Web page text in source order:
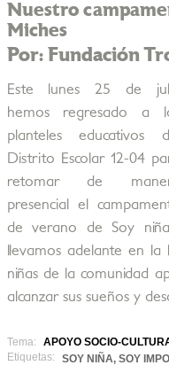
Nuestro
Miches
Por: Fundación
Este lunes 25 de
hemos regresado a
planteles educativos
Distrito Escolar 12-04
retomar de
presencial el
de verano de Soy
llevamos adelante en la
niñas de la comunidad
alcanzar sus sueños y
Tema:
APOYO SOCIO-
Etiquetas:
SOY NIÑA, SOY